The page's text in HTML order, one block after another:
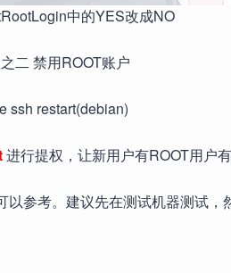
中的YES改成NO
ssh restart(debian)
进行提权，让新用户有ROOT用户有
参考。建议先在测试机器测试，